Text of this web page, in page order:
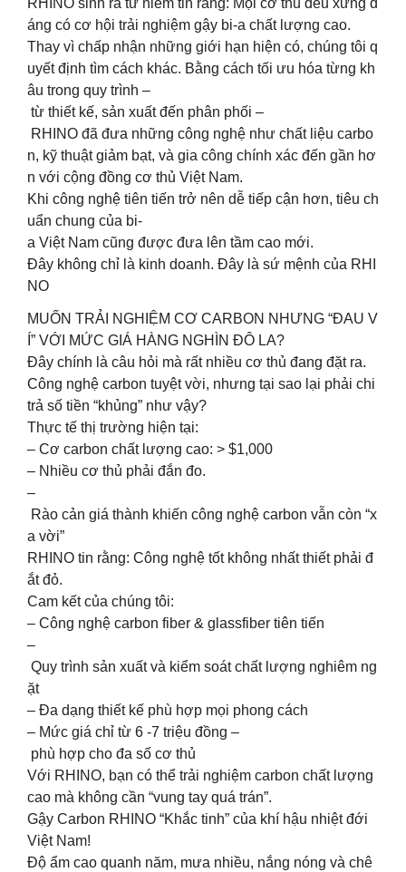
RHINO sinh ra từ niềm tin rằng: Mọi cơ thủ đều xứng đ
áng có cơ hội trải nghiệm gậy bi-a chất lượng cao.
Thay vì chấp nhận những giới hạn hiện có, chúng tôi q
uyết định tìm cách khác. Bằng cách tối ưu hóa từng kh
âu trong quy trình –
từ thiết kế, sản xuất đến phân phối –
RHINO đã đưa những công nghệ như chất liệu carbo
n, kỹ thuật giảm bạt, và gia công chính xác đến gần hơ
n với cộng đồng cơ thủ Việt Nam.
Khi công nghệ tiên tiến trở nên dễ tiếp cận hơn, tiêu ch
uẩn chung của bi-
a Việt Nam cũng được đưa lên tầm cao mới.
Đây không chỉ là kinh doanh. Đây là sứ mệnh của RHI
NO
MUỐN TRẢI NGHIỆM CƠ CARBON NHƯNG “ĐAU V
Í” VỚI MỨC GIÁ HÀNG NGHÌN ĐÔ LA?
Đây chính là câu hỏi mà rất nhiều cơ thủ đang đặt ra.
Công nghệ carbon tuyệt vời, nhưng tại sao lại phải chi
trả số tiền “khủng” như vậy?
Thực tế thị trường hiện tại:
– Cơ carbon chất lượng cao: > $1,000
– Nhiều cơ thủ phải đắn đo.
–
Rào cản giá thành khiến công nghệ carbon vẫn còn “x
a vời”
RHINO tin rằng: Công nghệ tốt không nhất thiết phải đ
ắt đỏ.
Cam kết của chúng tôi:
– Công nghệ carbon fiber & glassfiber tiên tiến
–
Quy trình sản xuất và kiểm soát chất lượng nghiêm ng
ặt
– Đa dạng thiết kế phù hợp mọi phong cách
– Mức giá chỉ từ 6 -7 triệu đồng –
phù hợp cho đa số cơ thủ
Với RHINO, bạn có thể trải nghiệm carbon chất lượng
cao mà không cần “vung tay quá trán”.
Gậy Carbon RHINO “Khắc tinh” của khí hậu nhiệt đới
Việt Nam!
Độ ẩm cao quanh năm, mưa nhiều, nắng nóng và chê